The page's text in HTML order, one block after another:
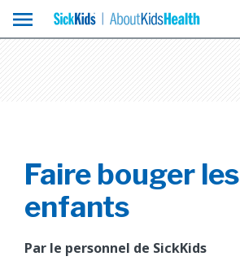
menu
Faire bouger les
enfants
Par le personnel de SickKids